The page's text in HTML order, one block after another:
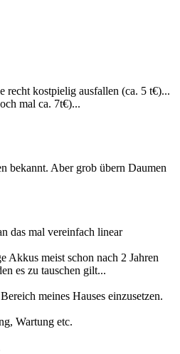
kostpielig ausfallen (ca. 5 t€)...
mal ca. 7t€)...
bekannt. Aber grob übern Daumen
das mal vereinfach linear
Akkus meist schon nach 2 Jahren
es zu tauschen gilt...
meines Hauses einzusetzen.
Wartung etc.